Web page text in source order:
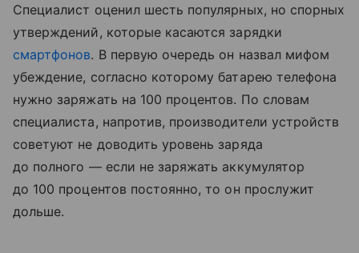
Специалист оценил шесть популярных, но спорных
утверждений, которые касаются зарядки
смартфонов. В первую очередь он назвал мифом
убеждение, согласно которому батарею телефона
нужно заряжать на 100 процентов. По словам
специалиста, напротив, производители устройств
советуют не доводить уровень заряда
до полного — если не заряжать аккумулятор
до 100 процентов постоянно, то он прослужит
дольше.